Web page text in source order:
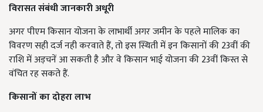
विरासत संबंधी जानकारी अधूरी
अगर पीएम किसान योजना के लाभार्थी अगर जमीन के पहले मालिक का
विवरण सही दर्ज नही करवाते हैं, तो इस स्थिती में इन किसानों की 23वीं की
राशि में अड़चनें आ सकती है और वे किसान भाई योजना की 23वीं किस्त से
वंचित रह सकते हैं.
किसानों का दोहरा लाभ